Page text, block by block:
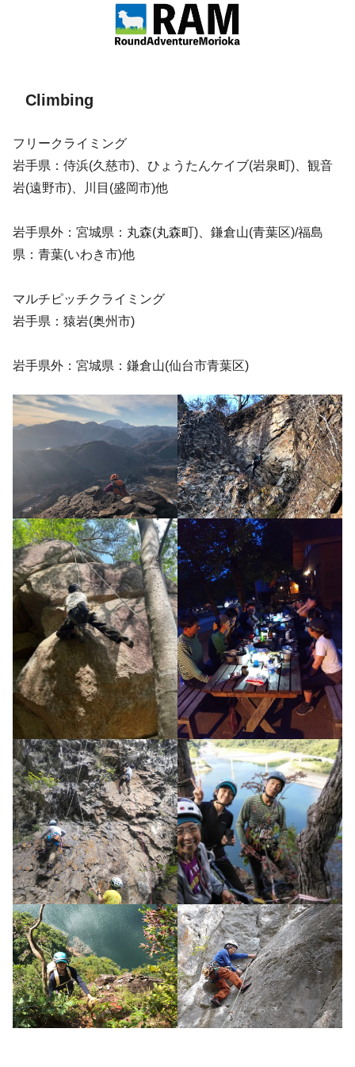
Climbing
フリークライミング
岩手県：侍浜(久慈市)、ひょうたんケイブ(岩泉町)、観音
岩(遠野市)、川目(盛岡市)他
岩手県外：宮城県：丸森(丸森町)、鎌倉山(青葉区)/福島
県：青葉(いわき市)他
マルチピッチクライミング
岩手県：猿岩(奥州市)
岩手県外：宮城県：鎌倉山(仙台市青葉区)